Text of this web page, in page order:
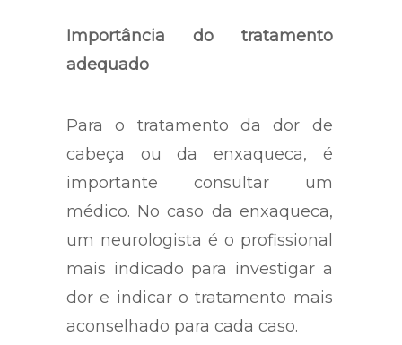
Importância do tratamento
adequado
Para o tratamento da dor de
cabeça ou da enxaqueca, é
importante consultar um
médico. No caso da enxaqueca,
um neurologista é o profissional
mais indicado para investigar a
dor e indicar o tratamento mais
aconselhado para cada caso.